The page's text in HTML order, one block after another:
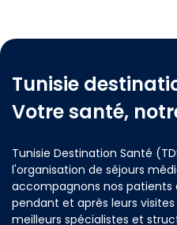
Tunisie
Votre santé,
Tunisie Destination Santé
l'organisation de séjours
accompagnons nos patients
pendant et après leurs
meilleurs spécialistes et